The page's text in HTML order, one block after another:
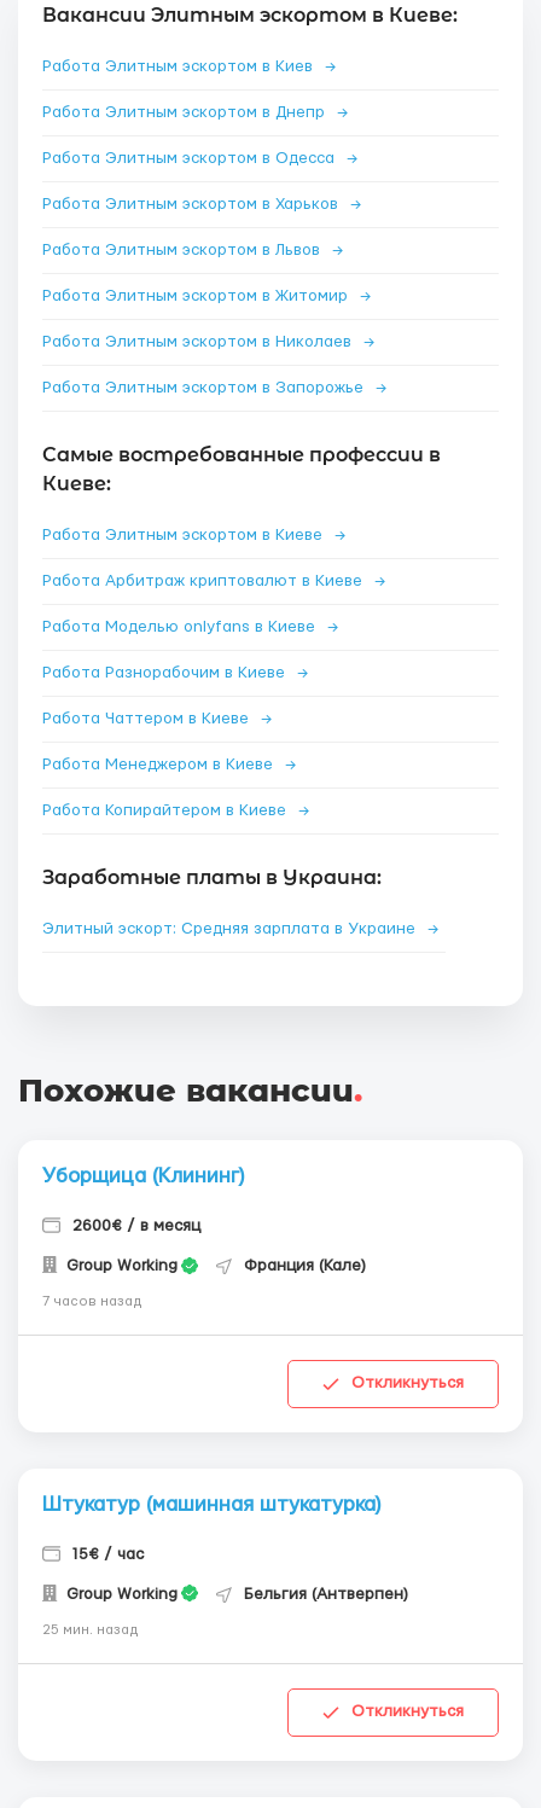
Вакансии Элитным эскортом в Киеве:
Работа Элитным эскортом в Киев →
Работа Элитным эскортом в Днепр →
Работа Элитным эскортом в Одесса →
Работа Элитным эскортом в Харьков →
Работа Элитным эскортом в Львов →
Работа Элитным эскортом в Житомир →
Работа Элитным эскортом в Николаев →
Работа Элитным эскортом в Запорожье →
Самые востребованные профессии в
Киеве:
Работа Элитным эскортом в Киеве →
Работа Арбитраж криптовалют в Киеве →
Работа Моделью onlyfans в Киеве →
Работа Разнорабочим в Киеве →
Работа Чаттером в Киеве →
Работа Менеджером в Киеве →
Работа Копирайтером в Киеве →
Заработные платы в Украина:
Элитный эскорт: Средняя зарплата в Украине →
Похожие вакансии.
Уборщица (Клининг)
2600€ / в месяц
Group Working Франция (Кале)
7 часов назад
Откликнуться
Штукатур (машинная штукатурка)
15€ / час
Group Working Бельгия (Антверпен)
25 мин. назад
Откликнуться